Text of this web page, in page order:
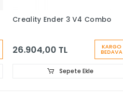
Creality Ender 3 V4 Combo
26.904,00 TL KARGO
BEDAVA
Sepete Ekle